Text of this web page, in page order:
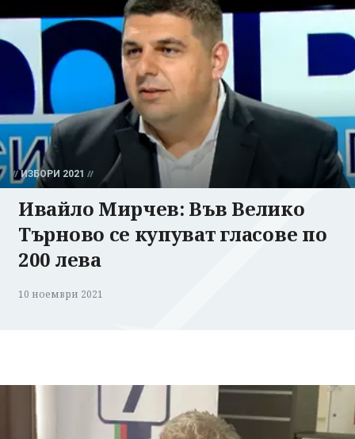
ИЗБОРИ 2021
Ивайло Мирчев: Във Велико
Търново се купуват гласове по
200 лева
10 ноември 2021